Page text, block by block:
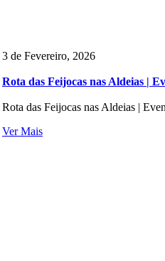
3 de Fevereiro, 2026
Rota das Feijocas nas Aldeias |
Rota das Feijocas nas Aldeias |
Ver Mais